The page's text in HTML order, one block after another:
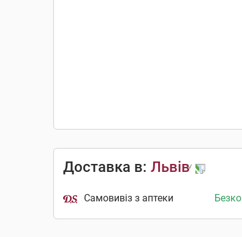
Доставка в: Львів
Самовивіз з аптеки